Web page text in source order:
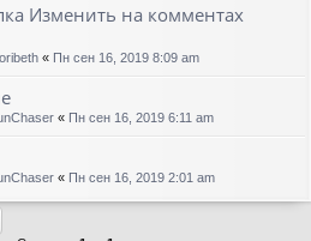
Изменить на комментах
« Пн сен 16, 2019 8:09 am
« Пн сен 16, 2019 6:11 am
« Пн сен 16, 2019 2:01 am